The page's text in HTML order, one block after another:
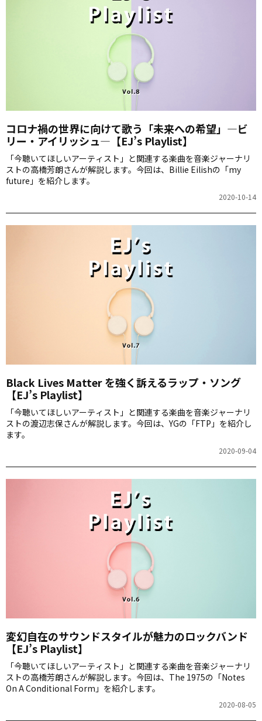
コロナ禍の世界に向けて歌う「未来への希望」―ビ
リー・アイリッシュ―【EJ’s Playlist】
「今聴いてほしいアーティスト」と関連する楽曲を音楽ジャーナリ
ストの高橋芳朗さんが解説します。今回は、Billie Eilishの「my
future」を紹介します。
2020-10-14
Black Lives Matter を強く訴えるラップ・ソング
【EJ’s Playlist】
「今聴いてほしいアーティスト」と関連する楽曲を音楽ジャーナリ
ストの渡辺志保さんが解説します。今回は、YGの「FTP」を紹介し
ます。
2020-09-04
変幻自在のサウンドスタイルが魅力のロックバンド
【EJ’s Playlist】
「今聴いてほしいアーティスト」と関連する楽曲を音楽ジャーナリ
ストの高橋芳朗さんが解説します。今回は、The 1975の「Notes
On A Conditional Form」を紹介します。
2020-08-05